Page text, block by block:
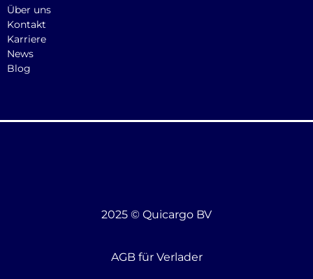
Über uns
Kontakt
Karriere
News
Blog
2025 © Quicargo BV
AGB für Verlader